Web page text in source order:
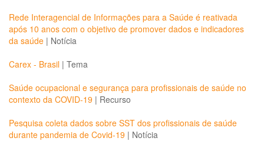
Rede Interagencial de Informações para a Saúde é reativada
após 10 anos com o objetivo de promover dados e indicadores
da saúde | Notícia
Carex - Brasil | Tema
Saúde ocupacional e segurança para profissionais de saúde no
contexto da COVID-19 | Recurso
Pesquisa coleta dados sobre SST dos profissionais de saúde
durante pandemia de Covid-19 | Notícia